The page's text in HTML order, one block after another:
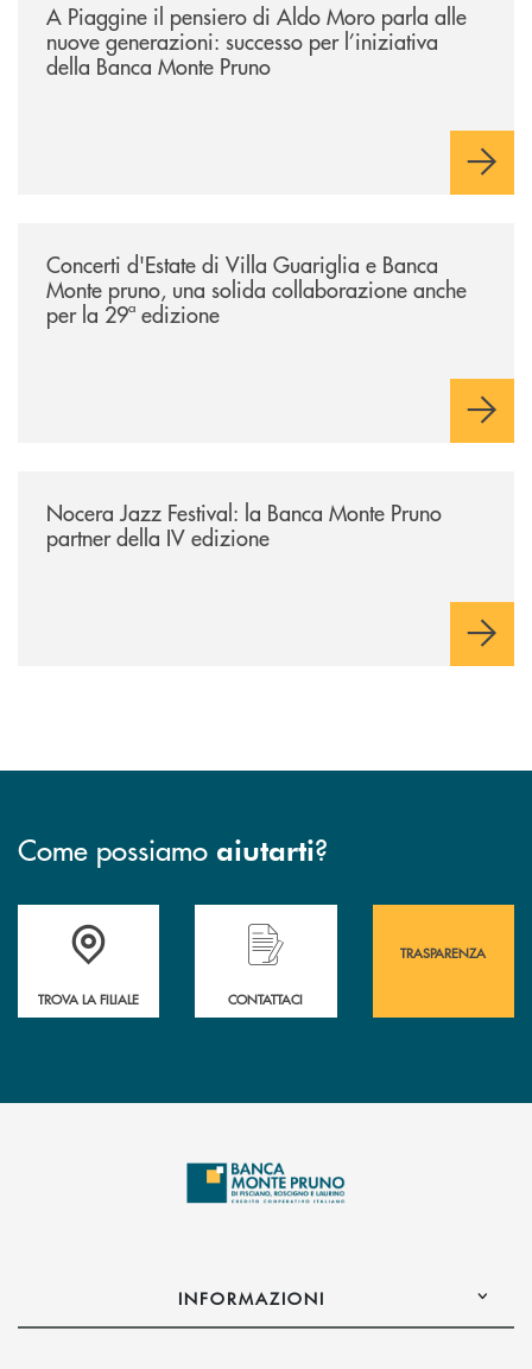
A Piaggine il pensiero di Aldo Moro parla alle
nuove generazioni: successo per l’iniziativa
della Banca Monte Pruno
Concerti d'Estate di Villa Guariglia e Banca
Monte pruno, una solida collaborazione anche
per la 29ª edizione
Nocera Jazz Festival: la Banca Monte Pruno
partner della IV edizione
Come possiamo aiutarti?
Accedi all' elenco completo&nbsp; delle&nbsp; filiali&nbsp; di Banca
TROVA LA FILIALE
Hai bisogno di assistenza immediata?
CONTATTACI
TRASPARENZA
INFORMAZIONI